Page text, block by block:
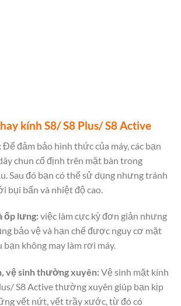
kính S8/ S8 Plus/ S8 Active
Để đảm bảo hình thức của máy, các bạn
chun cố định trên mặt bàn trong
Sau đó bạn có thể sử dụng nhưng tránh
bụi bẩn và nhiệt độ cao.
ốp lưng:việc làm cực kỳ đơn giản nhưng
bảo vệ và hạn chế được nguy cơ mặt
không may làm rơi máy.
vệ sinh thường xuyên:Vệ sinh mặt kính
S8 Active thường xuyên giúp bạn kịp
vết nứt, vết trầy xước, từ đó có